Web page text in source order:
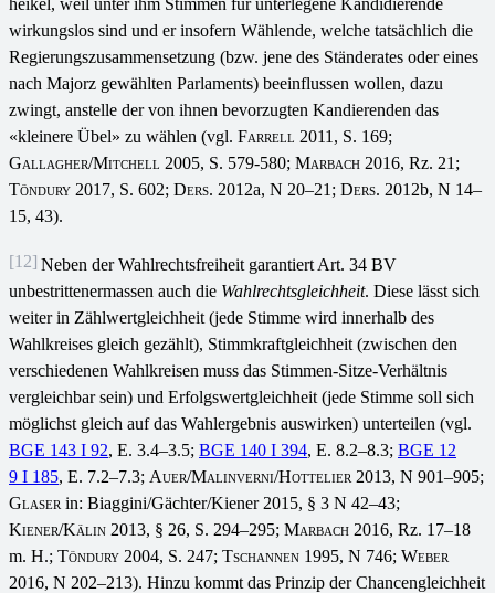
heikel, weil unter ihm Stimmen für unterlegene Kandidierende
wirkungslos sind und er insofern Wählende, welche tatsächlich die
Regierungszusammensetzung (bzw. jene des Ständerates oder eines
nach Majorz gewählten Parlaments) beeinflussen wollen, dazu
zwingt, anstelle der von ihnen bevorzugten Kandierenden das
«kleinere Übel» zu wählen (vgl. Farrell 2011 , S. 169;
Gallagher/Mitchell 2005, S. 579-580; Marbach 2016, Rz. 21;
Töndury 2017, S. 602; Ders. 2012a, N 20–21; Ders. 2012b, N 14–
15, 43).
[12] Neben der Wahlrechtsfreiheit garantiert Art. 34 BV
unbestrittenermassen auch die Wahlrechtsgleichheit. Diese lässt sich
weiter in Zählwertgleichheit (jede Stimme wird innerhalb des
Wahlkreises gleich gezählt), Stimmkraftgleichheit (zwischen den
verschiedenen Wahlkreisen muss das Stimmen-Sitze-Verhältnis
vergleichbar sein) und Erfolgswertgleichheit (jede Stimme soll sich
möglichst gleich auf das Wahlergebnis auswirken) unterteilen (vgl.
BGE 143 I 92, E. 3.4–3.5; BGE 140 I 394, E. 8.2–8.3; BGE 12
9 I 185, E. 7.2–7.3; Auer/Malinverni/Hottelier 2013, N 901–905;
Glaser in: Biaggini/Gächter/Kiener 2015, § 3 N 42–43;
Kiener/Kälin 2013, § 26, S. 294–295; Marbach 2016, Rz. 17–18
m. H.; Töndury 2004, S. 247; Tschannen 1995, N 746; Weber
2016, N 202–213). Hinzu kommt das Prinzip der Chancengleichheit